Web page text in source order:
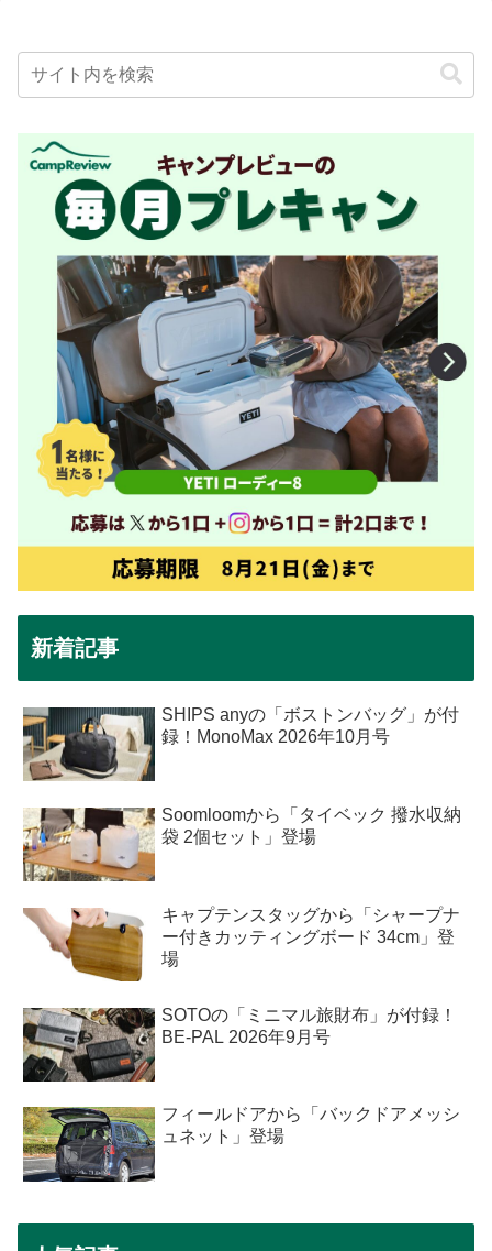
新着記事
SHIPS anyの「ボストンバッグ」が付
録！MonoMax 2026年10月号
Soomloomから「タイベック 撥水収納
袋 2個セット」登場
キャプテンスタッグから「シャープナ
ー付きカッティングボード 34cm」登
場
SOTOの「ミニマル旅財布」が付録！
BE-PAL 2026年9月号
フィールドアから「バックドアメッシ
ュネット」登場